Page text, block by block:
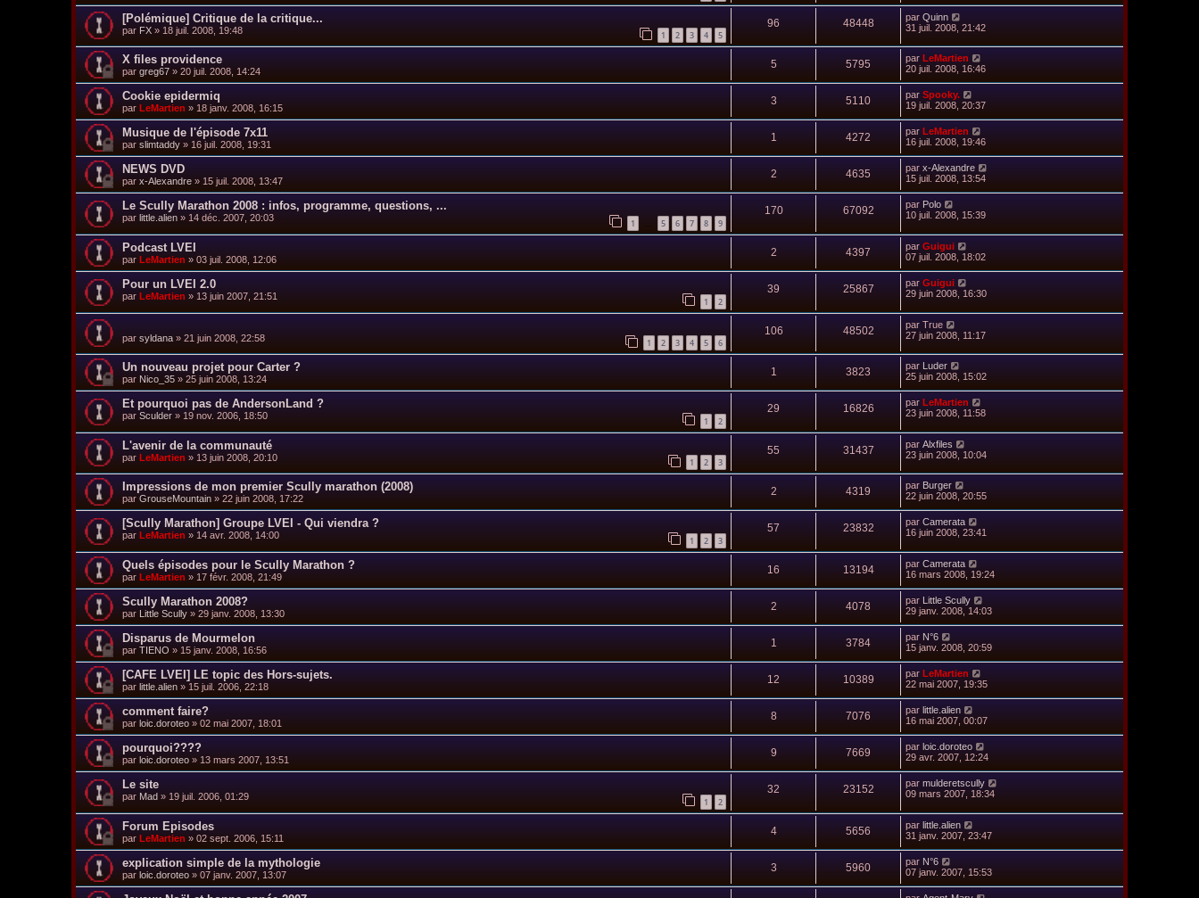
[Polémique] Critique de la critique...
par FX » 18 juil. 2008, 19:48 1 2 3 4 5
96 48448 par Quinn
31 juil. 2008, 21:42
X files providence
par greg67 » 20 juil. 2008, 14:24
5 5795 par LeMartien
20 juil. 2008, 16:46
Cookie epidermiq
par LeMartien » 18 janv. 2008, 16:15
3 5110 par Spooky.
19 juil. 2008, 20:37
Musique de l'épisode 7x11
par slimtaddy » 16 juil. 2008, 19:31
1 4272 par LeMartien
16 juil. 2008, 19:46
NEWS DVD
par x-Alexandre » 15 juil. 2008, 13:47
2 4635 par x-Alexandre
15 juil. 2008, 13:54
Le Scully Marathon 2008 : infos, programme, questions, ...
par little.alien » 14 déc. 2007, 20:03 1 5 6 7 8 9
170 67092 par Polo
10 juil. 2008, 15:39
Podcast LVEI
par LeMartien » 03 juil. 2008, 12:06
2 4397 par Guigui
07 juil. 2008, 18:02
Pour un LVEI 2.0
par LeMartien » 13 juin 2007, 21:51 1 2
39 25867 par Guigui
29 juin 2008, 16:30
par syldana » 21 juin 2008, 22:58 1 2 3 4 5 6
106 48502 par True
27 juin 2008, 11:17
Un nouveau projet pour Carter ?
par Nico_35 » 25 juin 2008, 13:24
1 3823 par Luder
25 juin 2008, 15:02
Et pourquoi pas de AndersonLand ?
par Sculder » 19 nov. 2006, 18:50 1 2
29 16826 par LeMartien
23 juin 2008, 11:58
L'avenir de la communauté
par LeMartien » 13 juin 2008, 20:10 1 2 3
55 31437 par Alxfiles
23 juin 2008, 10:04
Impressions de mon premier Scully marathon (2008)
par GrouseMountain » 22 juin 2008, 17:22
2 4319 par Burger
22 juin 2008, 20:55
[Scully Marathon] Groupe LVEI - Qui viendra ?
par LeMartien » 14 avr. 2008, 14:00 1 2 3
57 23832 par Camerata
16 juin 2008, 23:41
Quels épisodes pour le Scully Marathon ?
par LeMartien » 17 févr. 2008, 21:49
16 13194 par Camerata
16 mars 2008, 19:24
Scully Marathon 2008?
par Little Scully » 29 janv. 2008, 13:30
2 4078 par Little Scully
29 janv. 2008, 14:03
Disparus de Mourmelon
par TIENO » 15 janv. 2008, 16:56
1 3784 par N°6
15 janv. 2008, 20:59
[CAFE LVEI] LE topic des Hors-sujets.
par little.alien » 15 juil. 2006, 22:18
12 10389 par LeMartien
22 mai 2007, 19:35
comment faire?
par loic.doroteo » 02 mai 2007, 18:01
8 7076 par little.alien
16 mai 2007, 00:07
pourquoi????
par loic.doroteo » 13 mars 2007, 13:51
9 7669 par loic.doroteo
29 avr. 2007, 12:24
Le site
par Mad » 19 juil. 2006, 01:29 1 2
32 23152 par mulderetscully
09 mars 2007, 18:34
Forum Episodes
par LeMartien » 02 sept. 2006, 15:11
4 5656 par little.alien
31 janv. 2007, 23:47
explication simple de la mythologie
par loic.doroteo » 07 janv. 2007, 13:07
3 5960 par N°6
07 janv. 2007, 15:53